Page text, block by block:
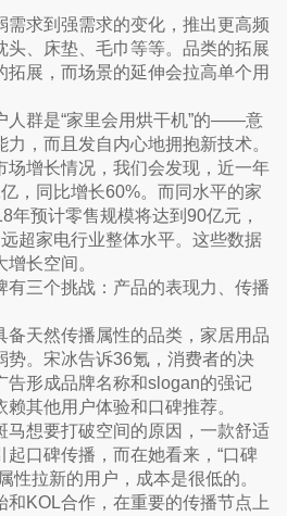
需求到强需求的变化，推出更高频
头、床垫、毛巾等等。品类的拓展
拓展，而场景的延伸会拉高单个用
人群是“家里会用烘干机”的——意
，而且发自内心地拥抱新技术。
场增长情况，我们会发现，近一年
，同比增长60%。而同水平的家
年预计零售规模将达到90亿元，
超家电行业整体水平。这些数据
长空间。
有三个挑战：产品的表现力、传播
备天然传播属性的品类，家居用品
势。宋冰告诉36氪，消费者的决
告形成品牌名称和slogan的强记
其他用户体验和口碑推荐。
马想要打破空间的原因，一款舒适
起口碑传播，而在她看来，“口碑
性拉新的用户，成本是很低的。
和KOL合作，在重要的传播节点上